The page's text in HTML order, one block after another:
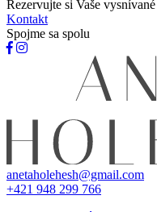
Rezervujte si Vaše
Kontakt
Spojme sa spolu
anetaholehesh@gmail.com
+421 948 299 766